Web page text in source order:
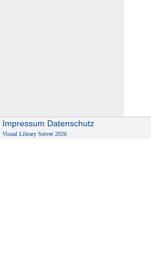
Impressum Datenschutz
Visual Library Server 2026